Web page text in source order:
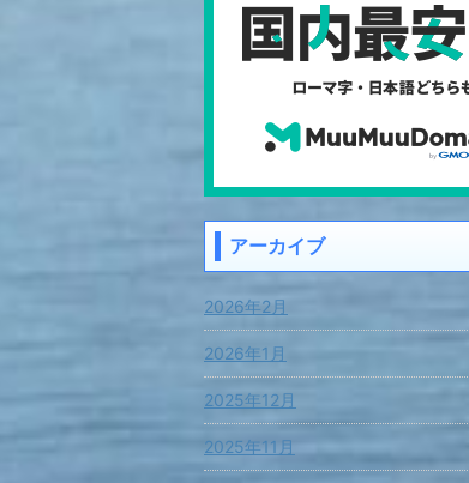
アーカイブ
2026年2月
2026年1月
2025年12月
2025年11月